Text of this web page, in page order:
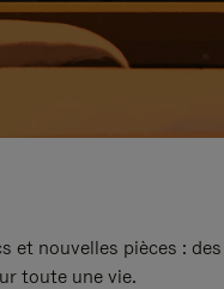
et nouvelles pièces : des
toute une vie.